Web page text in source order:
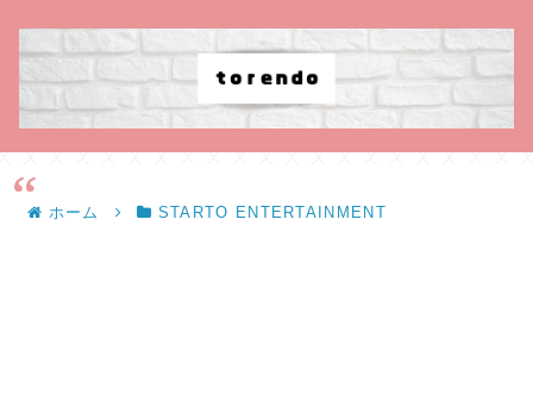
ホーム STARTO ENTERTAINMENT